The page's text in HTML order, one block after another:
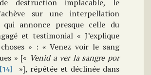
destruction implacable, le
sur une interpellation
qui annonce presque celle du
et testimonial « J’explique
» : « Venez voir le sang
» [« Venid a ver la sangre por
[14]
»], répétée et déclinée dans